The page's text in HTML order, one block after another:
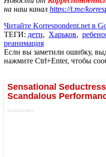
на наш канал https://t.me/
Читайте Korrespondent.net в
ТЕГИ: дети, Харьков,
реанимация
Если вы заметили ошибку,
нажмите Ctrl+Enter, чтобы